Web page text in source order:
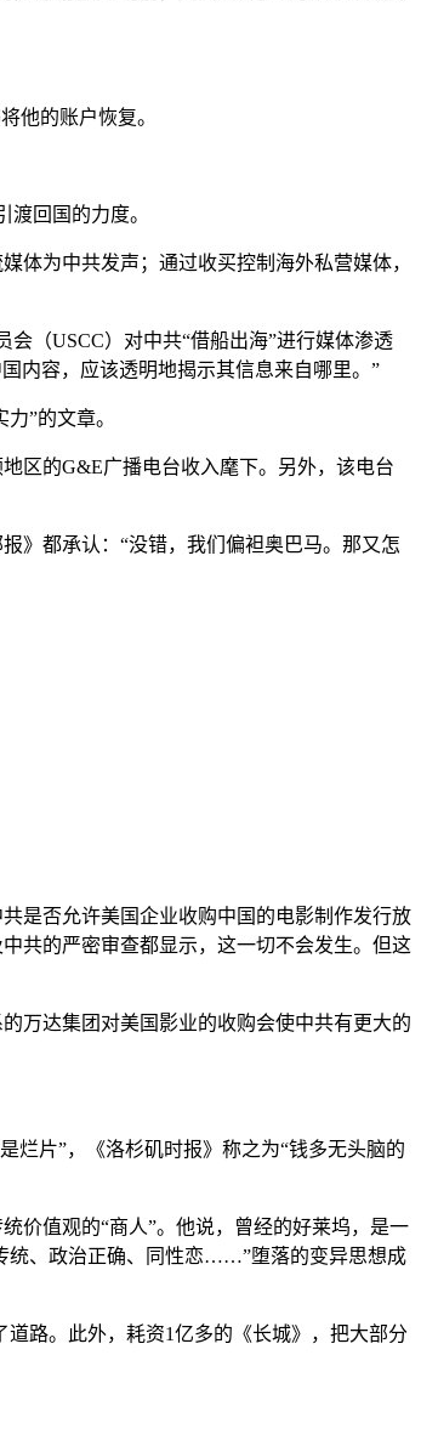
他的账户恢复。
回国的力度。
体为中共发声；通过收买控制海外私营媒体，
（USCC）对中共“借船出海”进行媒体渗透
内容，应该透明地揭示其信息来自哪里。”
”的文章。
区的G&E广播电台收入麾下。另外，该电台
》都承认：“没错，我们偏袒奥巴马。那又怎
是否允许美国企业收购中国的电影制作发行放
共的严密审查都显示，这一切不会发生。但这
万达集团对美国影业的收购会使中共有更大的
烂片”，《洛杉矶时报》称之为“钱多无头脑的
价值观的“商人”。他说，曾经的好莱坞，是一
统、政治正确、同性恋……”堕落的变异思想成
路。此外，耗资1亿多的《长城》，把大部分